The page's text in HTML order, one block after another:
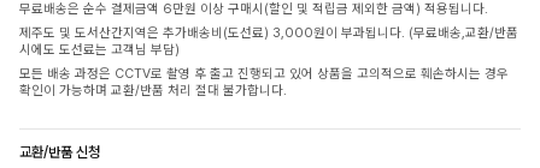
무료배송은 순수 결제금액 6만원 이상 구매시(할인 및 적립금 제외한 금액) 적용됩니다.
제주도 및 도서산간지역은 추가배송비(도선료) 3,000원이 부과됩니다. (무료배송,교환/반품
시에도 도선료는 고객님 부담)
모든 배송 과정은 CCTV로 촬영 후 출고 진행되고 있어 상품을 고의적으로 훼손하시는 경우
확인이 가능하며 교환/반품 처리 절대 불가합니다.
교환/반품 신청